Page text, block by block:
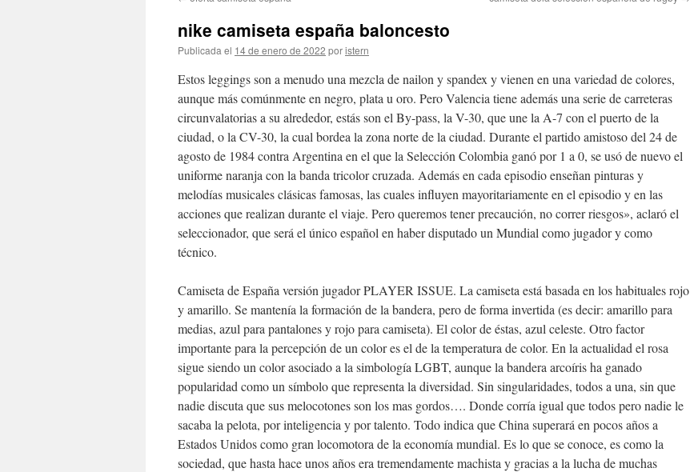
contenido
nike camiseta españa baloncesto
Publicada el 14 de enero de 2022 poristern
Estos leggings son a menudo una mezcla de nailon y spandex y vienen en una variedad de colores,
aunque más comúnmente en negro, plata u oro. Pero Valencia tiene además una serie de carreteras
circunvalatorias a su alrededor, estás son el By-pass, la V-30, que une la A-7 con el puerto de la
ciudad, o la CV-30, la cual bordea la zona norte de la ciudad. Durante el partido amistoso del 24 de
agosto de 1984 contra Argentina en el que la Selección Colombia ganó por 1 a 0, se usó de nuevo el
uniforme naranja con la banda tricolor cruzada. Además en cada episodio enseñan pinturas y
melodías musicales clásicas famosas, las cuales influyen mayoritariamente en el episodio y en las
acciones que realizan durante el viaje. Pero queremos tener precaución, no correr riesgos», aclaró el
seleccionador, que será el único español en haber disputado un Mundial como jugador y como
técnico.
Camiseta de España versión jugador PLAYER ISSUE. La camiseta está basada en los habituales rojo
y amarillo. Se mantenía la formación de la bandera, pero de forma invertida (es decir: amarillo para
medias, azul para pantalones y rojo para camiseta). El color de éstas, azul celeste. Otro factor
importante para la percepción de un color es el de la temperatura de color. En la actualidad el rosa
sigue siendo un color asociado a la simbología LGBT, aunque la bandera arcoíris ha ganado
popularidad como un símbolo que representa la diversidad. Sin singularidades, todos a una, sin que
nadie discuta que sus melocotones son los mas gordos…. Donde corría igual que todos pero nadie le
sacaba la pelota, por inteligencia y por talento. Todo indica que China superará en pocos años a
Estados Unidos como gran locomotora de la economía mundial. Es lo que se conoce, es como la
sociedad, que hasta hace unos años era tremendamente machista y gracias a la lucha de muchas